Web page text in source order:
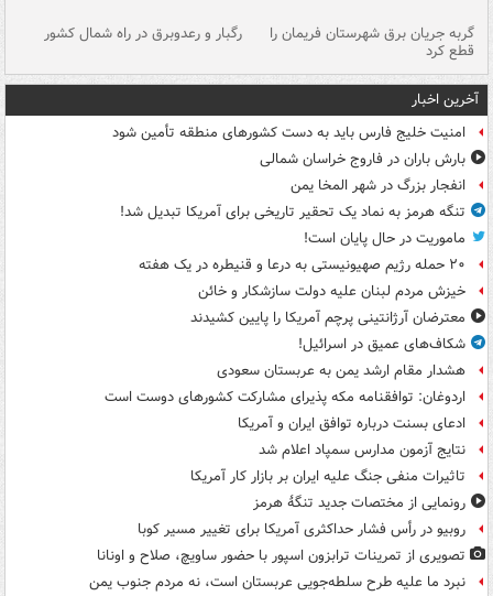
گربه جریان برق شهرستان فریمان را
قطع کرد
رگبار و رعدوبرق در راه شمال کشور
آخرین اخبار
امنیت خلیج فارس باید به دست کشورهای منطقه تأمین شود
بارش باران در فاروج خراسان شمالی
انفجار بزرگ در شهر المخا یمن
تنگه هرمز به نماد یک تحقیر تاریخی برای آمریکا تبدیل شد!
ماموریت در حال پایان است!
۲۰ حمله رژیم صهیونیستی به درعا و قنیطره در یک هفته
خیزش مردم لبنان علیه دولت سازشکار و خائن
معترضان آرژانتینی پرچم آمریکا را پایین کشیدند
شکاف‌های عمیق در اسرائیل!
هشدار مقام ارشد یمن به عربستان سعودی
اردوغان: توافقنامه مکه پذیرای مشارکت کشورهای دوست است
ادعای بسنت درباره توافق ایران و آمریکا
نتایج آزمون مدارس سمپاد اعلام شد
تاثیرات منفی جنگ علیه ایران بر بازار کار آمریکا
رونمایی از مختصات جدید تنگۀ هرمز
روبیو در رأس فشار حداکثری آمریکا برای تغییر مسیر کوبا
تصویری از تمرینات ترابزون اسپور با حضور ساویچ، صلاح و اونانا
نبرد ما علیه طرح سلطه‌جویی عربستان است، نه مردم جنوب یمن